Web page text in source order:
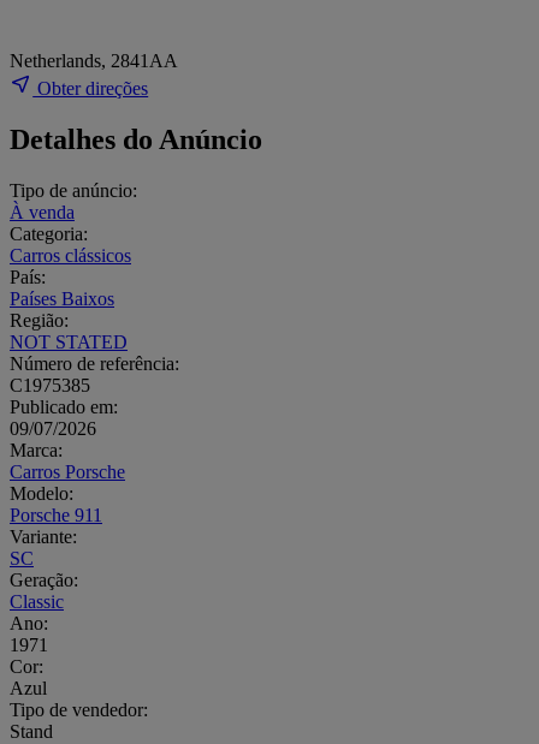
Netherlands, 2841AA
Obter direções
Detalhes do Anúncio
Tipo de anúncio:
À venda
Categoria:
Carros clássicos
País:
Países Baixos
Região:
NOT STATED
Número de referência:
C1975385
Publicado em:
09/07/2026
Marca:
Carros Porsche
Modelo:
Porsche 911
Variante:
SC
Geração:
Classic
Ano:
1971
Cor:
Azul
Tipo de vendedor:
Stand